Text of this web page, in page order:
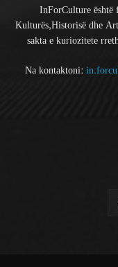
InForCulture
Kulturës,Historisë dhe
sakta e kuriozitete
Na kontaktoni: